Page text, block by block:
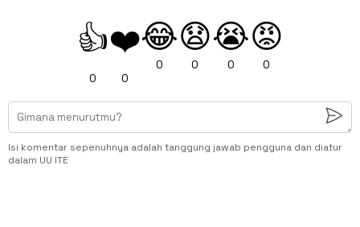
👍
0
❤️
0
😂
0
😧
0
😭
0
😡
0
Isi komentar sepenuhnya adalah tanggung jawab pengguna dan diatur
dalam UU ITE